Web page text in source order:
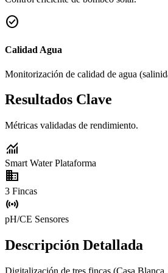
check_circle
Calidad Agua
Monitorización de calidad de agua
Resultados Clave
Métricas validadas de rendimiento.
monitoring
Smart WaterPlataforma
domain
3 Fincas
sensors
pH/CE Sensores
Descripción Detallada